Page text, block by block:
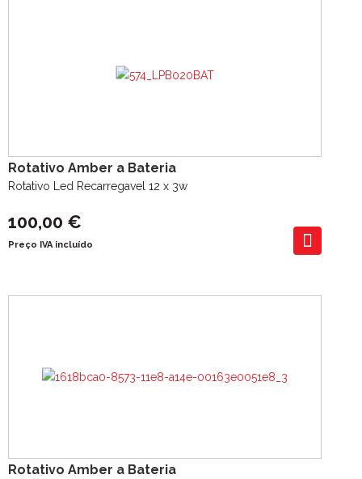
Rotativo Amber a Bateria
Rotativo Led Recarregavel 12 x 3w
100,00 €
Preço IVA incluído
Rotativo Amber a Bateria